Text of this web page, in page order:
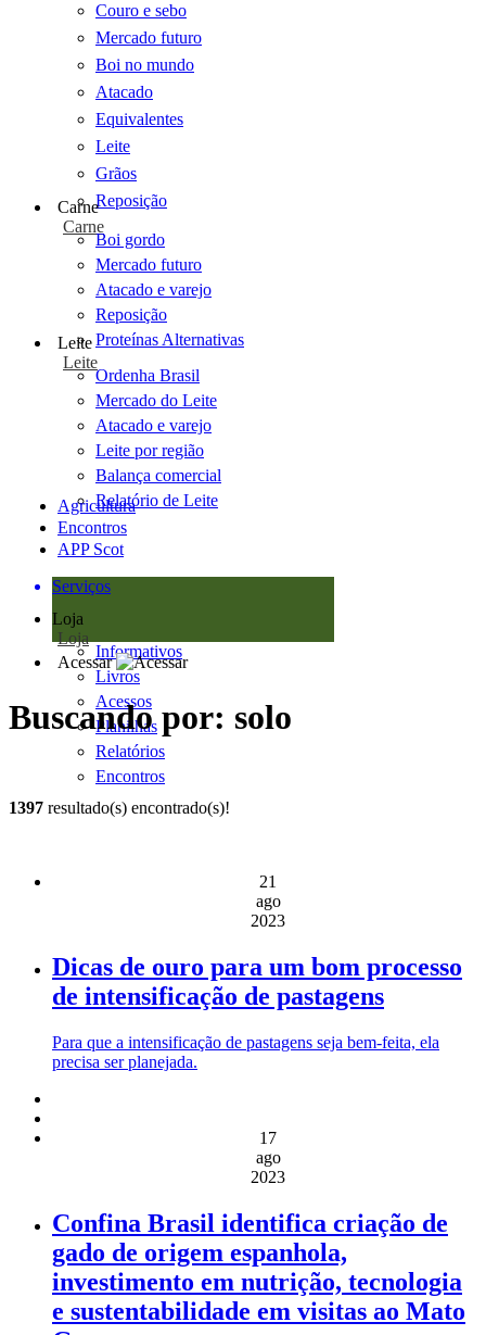
Couro e sebo
Mercado futuro
Boi no mundo
Atacado
Equivalentes
Leite
Grãos
Reposição
Carne
Carne
Boi gordo
Mercado futuro
Atacado e varejo
Reposição
Proteínas Alternativas
Leite
Leite
Ordenha Brasil
Mercado do Leite
Atacado e varejo
Leite por região
Balança comercial
Relatório de Leite
Agricultura
Encontros
APP Scot
Serviços
Loja
Loja
Informativos
Livros
Acessos
Planilhas
Relatórios
Encontros
Acessar
Buscando por: solo
1397 resultado(s) encontrado(s)!
21
ago
2023
Dicas de ouro para um bom processo
de intensificação de pastagens
Para que a intensificação de pastagens seja bem-feita, ela
precisa ser planejada.
17
ago
2023
Confina Brasil identifica criação de
gado de origem espanhola,
investimento em nutrição, tecnologia
e sustentabilidade em visitas ao Mato